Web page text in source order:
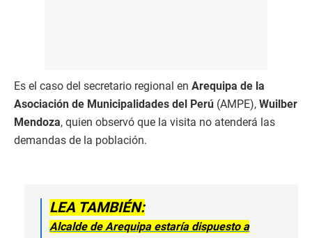
Es el caso del secretario regional en Arequipa de la
Asociación de Municipalidades del Perú (AMPE), Wuilber
Mendoza, quien observó que la visita no atenderá las
demandas de la población.
LEA TAMBIÉN:
Alcalde de Arequipa estaría dispuesto a